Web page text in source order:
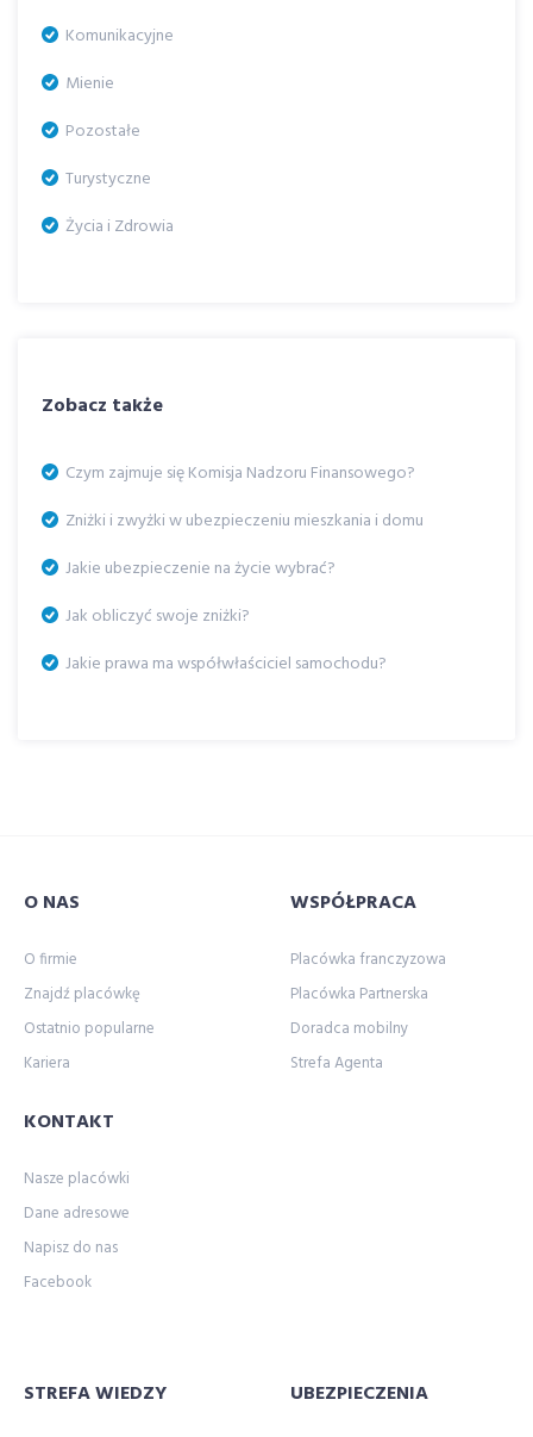
Komunikacyjne
Mienie
Pozostałe
Turystyczne
Życia i Zdrowia
Zobacz także
Czym zajmuje się Komisja Nadzoru Finansowego?
Zniżki i zwyżki w ubezpieczeniu mieszkania i domu
Jakie ubezpieczenie na życie wybrać?
Jak obliczyć swoje zniżki?
Jakie prawa ma współwłaściciel samochodu?
O NAS
O firmie
Znajdź placówkę
Ostatnio popularne
Kariera
KONTAKT
Nasze placówki
Dane adresowe
Napisz do nas
Facebook
WSPÓŁPRACA
Placówka franczyzowa
Placówka Partnerska
Doradca mobilny
Strefa Agenta
STREFA WIEDZY UBEZPIECZENIA